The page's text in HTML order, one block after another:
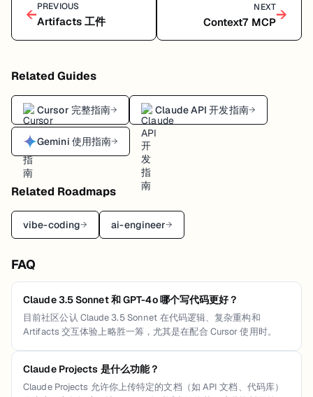
←PREVIOUS
Artifacts 工件
NEXT
Context7 MCP→
Related Guides
Cursor 完整指南→ Claude API 开发指南→
Gemini 使用指南→
Related Roadmaps
vibe-coding→ ai-engineer→
FAQ
Claude 3.5 Sonnet 和 GPT-4o 哪个写代码更好？
目前社区公认 Claude 3.5 Sonnet 在代码逻辑、复杂重构和
Artifacts 交互体验上略胜一筹，尤其是在配合 Cursor 使用时。
Claude Projects 是什么功能？
Claude Projects 允许你上传特定的文档（如 API 文档、代码库）